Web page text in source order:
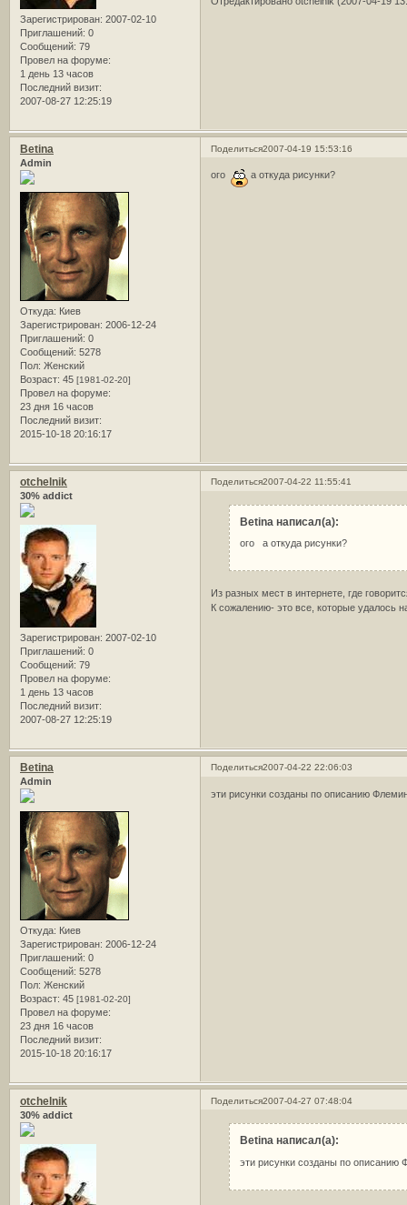
Зарегистрирован: 2007-02-10
Приглашений: 0
Сообщений: 79
Провел на форуме:
1 день 13 часов
Последний визит:
2007-08-27 12:25:19
Поделиться2007-04-19 15:53:16
Betina
Admin
Откуда: Киев
Зарегистрирован: 2006-12-24
Приглашений: 0
Сообщений: 5278
Пол: Женский
Возраст: 45 [1981-02-20]
Провел на форуме:
23 дня 16 часов
Последний визит:
2015-10-18 20:16:17
ого а откуда рисунки?
Поделиться2007-04-22 11:55:41
otchelnik
30% addict
Зарегистрирован: 2007-02-10
Приглашений: 0
Сообщений: 79
Провел на форуме:
1 день 13 часов
Последний визит:
2007-08-27 12:25:19
Betina написал(а):
ого а откуда рисунки?
Из разных мест в интернете, где
К сожалению- это все, которые удалось
Поделиться2007-04-22 22:06:03
Betina
Admin
Откуда: Киев
Зарегистрирован: 2006-12-24
Приглашений: 0
Сообщений: 5278
Пол: Женский
Возраст: 45 [1981-02-20]
Провел на форуме:
23 дня 16 часов
Последний визит:
2015-10-18 20:16:17
эти рисунки созданы по описанию
Поделиться2007-04-27 07:48:04
otchelnik
30% addict
Betina написал(а):
эти рисунки созданы по описанию